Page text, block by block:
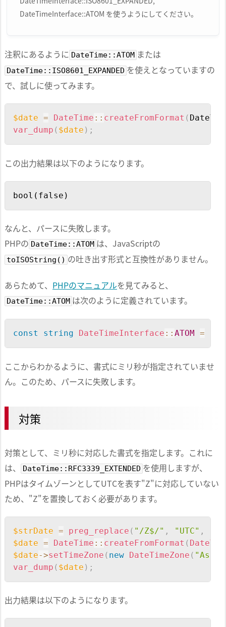
DateTimeInterface::ATOM を使うようにしてください。
注釈にあるように DateTime::ATOM または
DateTime::ISO8601_EXPANDED を使えとなっていますの
で、試しに使ってみます。
$date = DateTime :: createFromFormat (
var_dump ( $date ) ;
Copy
この出力結果は以下のようになります。
bool(false)
なんと、パースに失敗します。
PHPの DateTime::ATOM は、JavaScriptの
toISOString() の吐き出す形式と互換性がありません。
あらためて、 PHPのマニュアルを見てみると、
DateTime::ATOM は次のように定義されています。
const string DateTimeInterface :: ATOM =
ここからわかるように、書式にミリ秒が指定されていませ
ん。このため、パースに失敗します。
対策
対策として、ミリ秒に対応した書式を指定します。これに
は、
DateTime::RFC3339_EXTENDED を使用しますが、
PHPはタイムゾーンとしてUTCを表す"Z"に対応していない
ため、"Z"を置換しておく必要があります。
$strDate = preg_replace ( "/Z$/" , "UTC" ,
$date = DateTime :: createFromFormat (
$date->setTimeZone ( new DateTimeZone ( "Asia/
var_dump ( $date ) ;
出力結果は以下のようになります。